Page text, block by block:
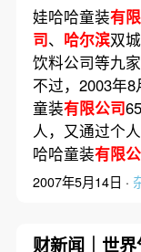
娃哈哈童装有
司、 哈尔滨双
饮料公司等九
不过，2003年
童装有限公司
人，又通过个
哈哈童装有限
2007年5月14日 ·
财新闻｜世